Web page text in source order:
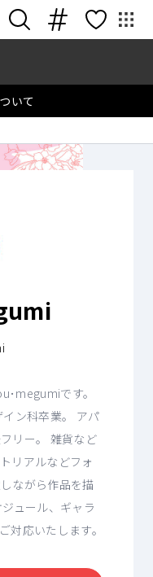
いて
･megumiです。
ン科卒業。 アパ
リー。 雑貨など
リアルなどフォ
ながら作品を描
ュール、ギャラ
対応いたします。